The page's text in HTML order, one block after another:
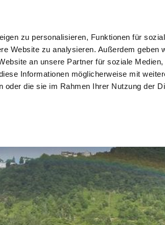
zu personalisieren, Funktionen für
Website zu analysieren. Außerdem geben
an unsere Partner für soziale Medien,
Informationen möglicherweise mit
oder die sie im Rahmen Ihrer Nutzung der